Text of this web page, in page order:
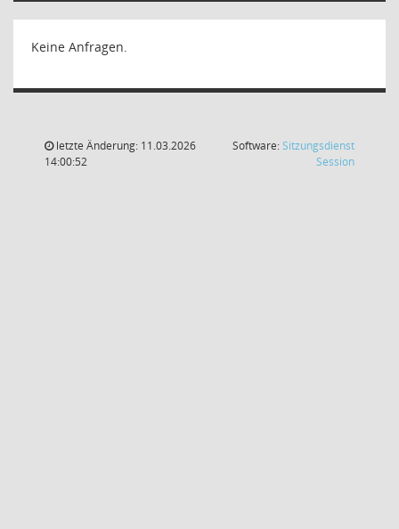
Keine Anfragen.
letzte Änderung: 11.03.2026
14:00:52
Software:Sitzungsdienst
Session(Wird in